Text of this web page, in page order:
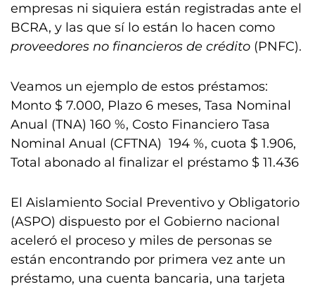
empresas ni siquiera están registradas ante el
BCRA, y las que sí lo están lo hacen como
proveedores no financieros de crédito (PNFC).
Veamos un ejemplo de estos préstamos:
Monto $ 7.000, Plazo 6 meses, Tasa Nominal
Anual (TNA) 160 %, Costo Financiero Tasa
Nominal Anual (CFTNA) 194 %, cuota $ 1.906,
Total abonado al finalizar el préstamo $ 11.436
El Aislamiento Social Preventivo y Obligatorio
(ASPO) dispuesto por el Gobierno nacional
aceleró el proceso y miles de personas se
están encontrando por primera vez ante un
préstamo, una cuenta bancaria, una tarjeta